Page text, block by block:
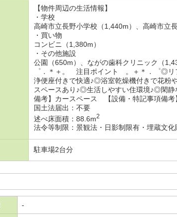
【物件周辺の生活情報】
・学校
高崎市立長野小学校（1,440m）、高崎市立
・買い物
コンビニ（1,380m）
・その他施設
公園（650m）、ながの歯科クリニック（
゜．＊＋。 注目ポイント 。＋＊．゜◎リ
浄便座付きで快適♪◎浴室乾燥機付きで花
スペースあり♪◎生活しやすい住環境♪◎閑
備考】カースペース 【設備・特記事項備考
国土法届出：不要
述べ床面積：88.6m2
法令等制限：景観法・日影制限有・埋蔵文化
駐車場2台分
-